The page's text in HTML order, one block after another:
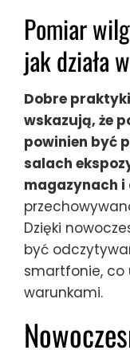
Pomiar
jak działa
Dobre
wskazują, że
powinien być
salach
magazynach
Dzięki
być
smartfonie, co
warunkami.